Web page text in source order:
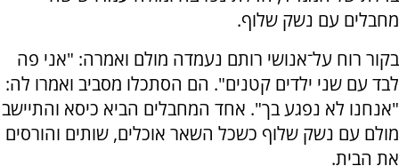
מחבלים עם נשק שלוף.
בקור רוח על־אנושי רותם נעמדה מולם ואמרה: "אני פה
לבד עם שני ילדים קטנים". הם הסתכלו מסביב ואמרו לה:
"אנחנו לא נפגע בך". אחד המחבלים הביא כיסא והתיישב
מולם עם נשק שלוף כשכל השאר אוכלים, שותים והורסים
את הבית.